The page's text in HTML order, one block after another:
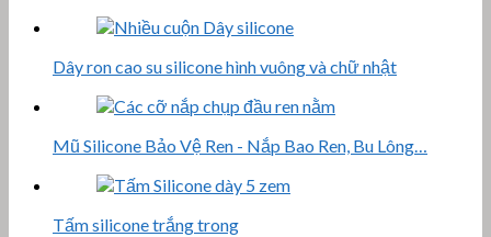
Dây ron cao su silicone hình vuông và chữ nhật
Mũ Silicone Bảo Vệ Ren - Nắp Bao Ren, Bu Lông…
Tấm silicone trắng trong